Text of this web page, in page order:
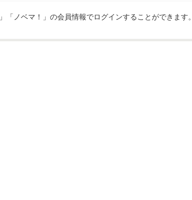
「ノベマ！」の会員情報でログインすることができます。